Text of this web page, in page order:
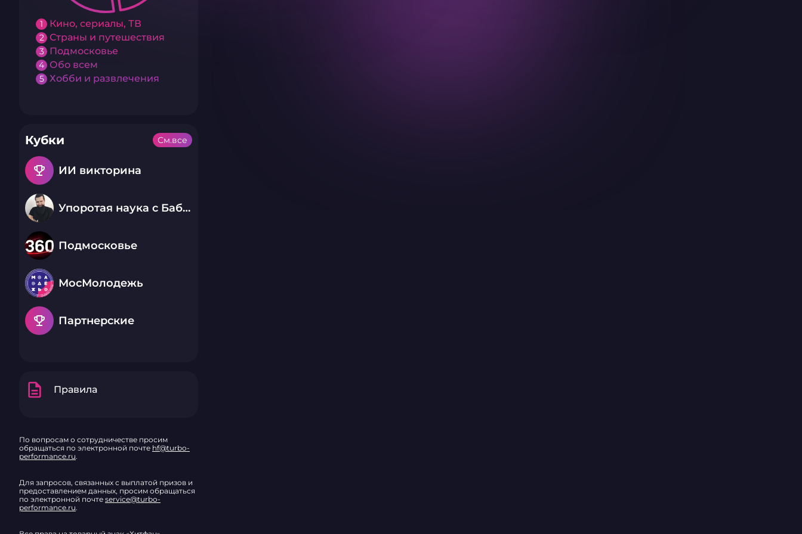
1 Кино, сериалы, ТВ
2 Страны и путешествия
3 Подмосковье
4 Обо всем
5 Хобби и развлечения
Кубки
emoji_events ИИ викторина
Упоротая наука с Бабаем Лютым
Подмосковье
МосМолодежь
emoji_events Партнерские
См.все
description Правила
По вопросам о сотрудничестве просим
обращаться по электронной почте hf@turbo-
performance.ru.
Для запросов, связанных с выплатой призов и
предоставлением данных, просим обращаться
по электронной почте service@turbo-
performance.ru.